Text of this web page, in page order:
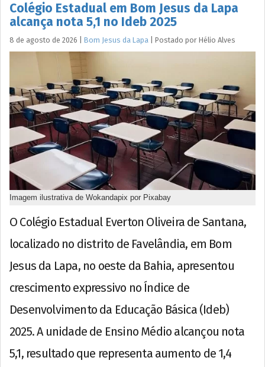
Colégio Estadual em Bom Jesus da Lapa
alcança nota 5,1 no Ideb 2025
8 de agosto de 2026 Bom Jesus da Lapa Postado por Hélio Alves
Imagem ilustrativa de Wokandapix por Pixabay
O Colégio Estadual Everton Oliveira de Santana,
localizado no distrito de Favelândia, em Bom
Jesus da Lapa, no oeste da Bahia, apresentou
crescimento expressivo no Índice de
Desenvolvimento da Educação Básica (Ideb)
2025. A unidade de Ensino Médio alcançou nota
5,1, resultado que representa aumento de 1,4